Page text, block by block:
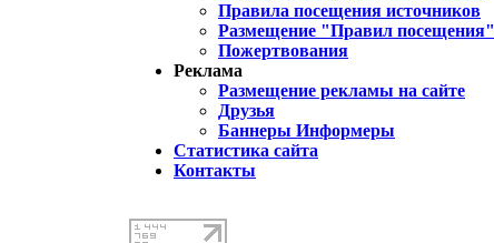
Правила посещения источников
Размещение "Правил посещения"
Пожертвования
Реклама
Размещение рекламы на сайте
Друзья
Баннеры Информеры
Статистика сайта
Контакты